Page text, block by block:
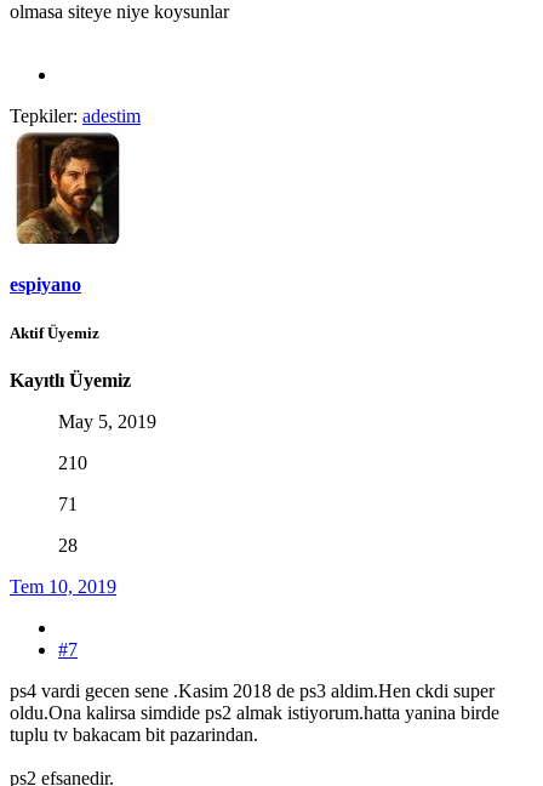
olmasa siteye niye koysunlar
Tepkiler: adestim
espiyano
Aktif Üyemiz
Kayıtlı Üyemiz
May 5, 2019
210
71
28
Tem 10, 2019
#7
ps4 vardi gecen sene .Kasim 2018 de ps3 aldim.Hen ckdi super
oldu.Ona kalirsa simdide ps2 almak istiyorum.hatta yanina birde
tuplu tv bakacam bit pazarindan.
ps2 efsanedir.